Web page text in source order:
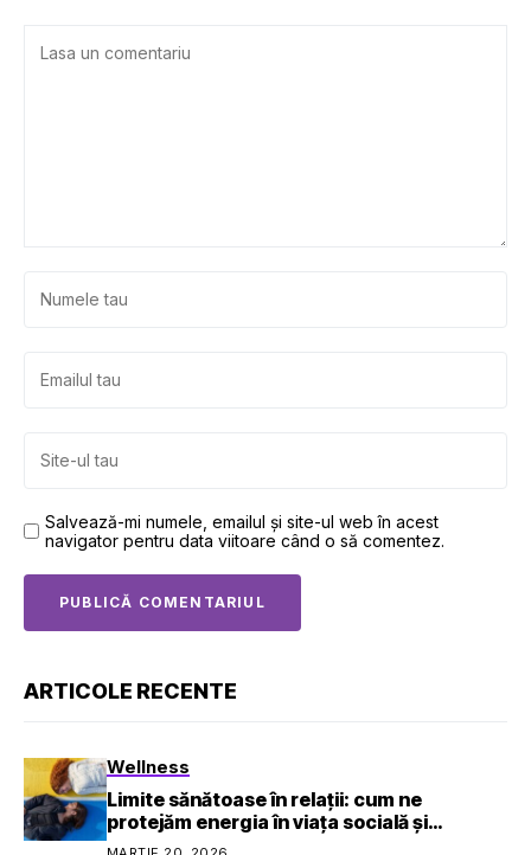
Salvează-mi numele, emailul și site-ul web în acest
navigator pentru data viitoare când o să comentez.
ARTICOLE RECENTE
Wellness
Limite sănătoase în relații: cum ne
protejăm energia în viața socială și
profesională